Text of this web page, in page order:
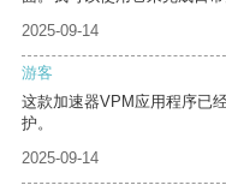
2025-09-14
游客
这款加速器VPM应用程序已
护。
2025-09-14